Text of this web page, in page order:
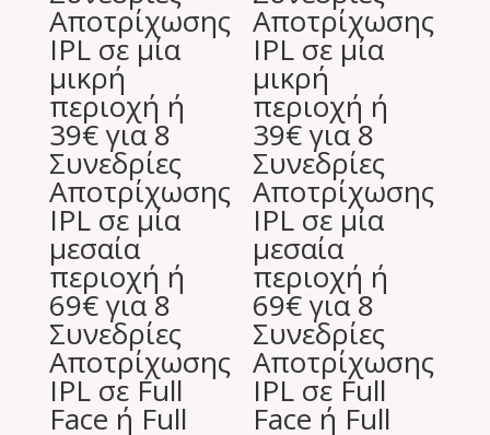
Αποτρίχωσης
IPL σε μία
μικρή
περιοχή ή
39€ για 8
Συνεδρίες
Αποτρίχωσης
IPL σε μία
μεσαία
περιοχή ή
69€ για 8
Συνεδρίες
Αποτρίχωσης
IPL σε Full
Face ή Full
Αποτρίχωσης
IPL σε μία
μικρή
περιοχή ή
39€ για 8
Συνεδρίες
Αποτρίχωσης
IPL σε μία
μεσαία
περιοχή ή
69€ για 8
Συνεδρίες
Αποτρίχωσης
IPL σε Full
Face ή Full